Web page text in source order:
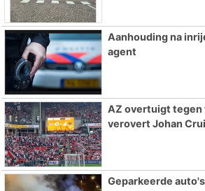
Aanhouding na
agent
AZ overtuigt tegen
verovert Johan
Geparkeerde